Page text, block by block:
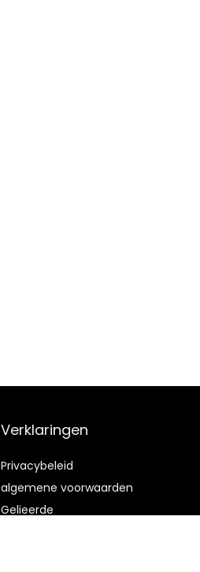
Verklaringen
Privacybeleid
algemene voorwaarden
Gelieerde